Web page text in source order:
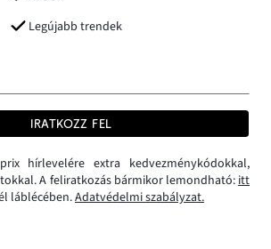
Legújabb trendek
IRATKOZZ FEL
hírlevelére extra kedvezménykódokkal,
A feliratkozás bármikor lemondható:itt
láblécében.Adatvédelmi szabályzat.